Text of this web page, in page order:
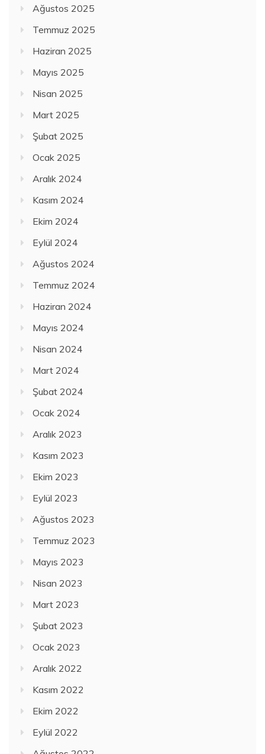
Ağustos 2025
Temmuz 2025
Haziran 2025
Mayıs 2025
Nisan 2025
Mart 2025
Şubat 2025
Ocak 2025
Aralık 2024
Kasım 2024
Ekim 2024
Eylül 2024
Ağustos 2024
Temmuz 2024
Haziran 2024
Mayıs 2024
Nisan 2024
Mart 2024
Şubat 2024
Ocak 2024
Aralık 2023
Kasım 2023
Ekim 2023
Eylül 2023
Ağustos 2023
Temmuz 2023
Mayıs 2023
Nisan 2023
Mart 2023
Şubat 2023
Ocak 2023
Aralık 2022
Kasım 2022
Ekim 2022
Eylül 2022